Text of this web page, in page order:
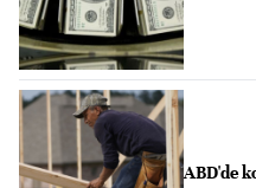
ABD'de